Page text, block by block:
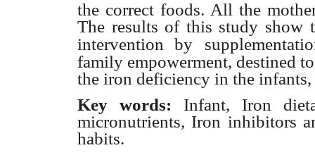
the correct foods. All the
The results of this study show
intervention by
family empowerment, destined
the iron deficiency in the
Key words: Infant, Iron
micronutrients, Iron inhibitors
habits.